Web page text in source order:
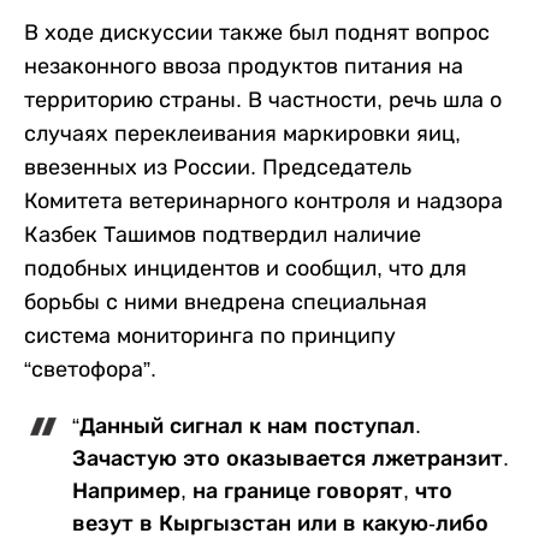
В ходе дискуссии также был поднят вопрос
незаконного ввоза продуктов питания на
территорию страны. В частности, речь шла о
случаях переклеивания маркировки яиц,
ввезенных из России. Председатель
Комитета ветеринарного контроля и надзора
Казбек Ташимов подтвердил наличие
подобных инцидентов и сообщил, что для
борьбы с ними внедрена специальная
система мониторинга по принципу
“светофора”.
“Данный сигнал к нам поступал.
Зачастую это оказывается лжетранзит.
Например, на границе говорят, что
везут в Кыргызстан или в какую-либо